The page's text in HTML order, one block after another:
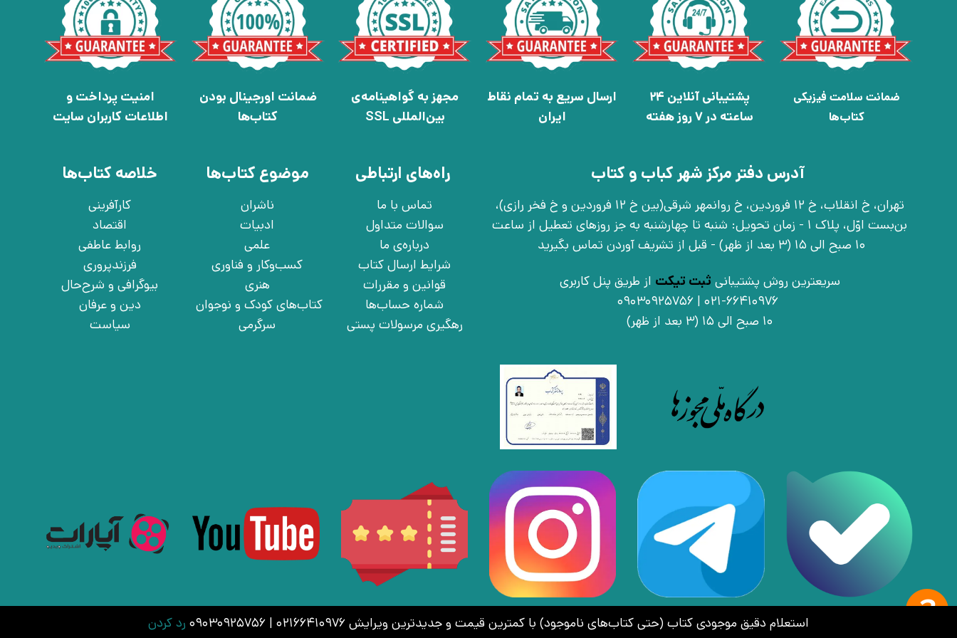
استعلام دقیق موجودی کتاب (حتی کتاب‌های ناموجود) با کمترین قیمت و جدیدترین ویرایش 02166410976 | 09030925756 رد کردن
ضمانت سلامت فیزیکی
کتاب‌ها
پشتیبانی آنلاین 24
ساعته در 7 روز هفته
ارسال سریع به تمام نقاط
ایران
مجهز به گواهینامه‌ی
بین‌المللی SSL
ضمانت اورجینال بودن
کتاب‌ها
امنیت پرداخت و
اطلاعات کاربران سایت
آدرس دفتر مرکز شهر کباب و کتاب
تهران، خ انقلاب، خ 12 فروردین، خ روانمهر شرقی(بین خ 12 فروردین و خ فخر رازی)،
بن‌بست اوّل، پلاک 1 - زمان تحویل: شنبه تا چهارشنبه به جز روزهای تعطیل از ساعت
10 صبح الی 15 (3 بعد از ظهر) - قبل از تشریف آوردن تماس بگیرید
سریعترین روش پشتیبانی ثبت تیکت از طریق پنل کاربری
10 صبح الی 15 (3 بعد از ظهر)
راه‌های ارتباطی
تماس با ما
سوالات متداول
درباره‌ی ما
شرایط ارسال کتاب
قوانین و مقررات
شماره حساب‌ها
رهگیری مرسولات پستی
موضوع کتاب‌ها
ناشران
ادبیات
علمی
کسب‌وکار و فناوری
هنری
کتاب‌های کودک و نوجوان
سرگرمی
خلاصه کتاب‌ها
کارآفرینی
اقتصاد
روابط عاطفی
فرزندپروری
بیوگرافی و شرح‌حال
دین و عرفان
سیاست